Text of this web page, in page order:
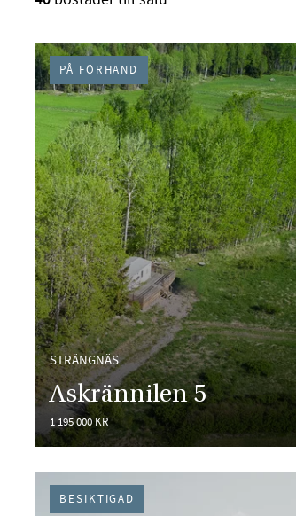
STRÄNGNÄS
Askrännilen 5
1 195 000 KR
PÅ FÖRHAND
BESIKTIGAD